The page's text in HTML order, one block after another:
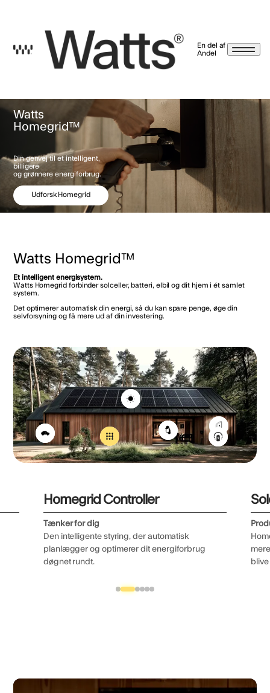
En del af
Andel
Watts
Homegrid™
Din genvej til et intelligent,
billigere
og grønnere energiforbrug.
Udforsk Homegrid
Watts Homegrid™
Et intelligent energisystem.
Watts Homegrid forbinder solceller, batteri, elbil og dit hjem i ét samlet
system.
Det optimerer automatisk din energi, så du kan spare penge, øge din
selvforsyning og få mere ud af din investering.
Homegrid Controller
Tænker for dig
Den intelligente styring, der automatisk
planlægger og optimerer dit energiforbrug
døgnet rundt.
Ved at trykke tilmeld, giver jeg samtykke til, at Watts A/S må kontakte mig på email,
sms/mms, push-beskeder og meddelelser i vores app, brev, notifikationer og
beskeder på Facebook, Instagram og LinkedIn. Markedsføringen kan indeholde
nyheder og tilbud på energirådgivning, serviceaftaler, varmepumper, energi-
styringsprodukter, energilagerringssystemer og solceller. Hvis det alligevel ikke er
noget for dig, kan du altid afmelde dig igen via afmeldingslinket i vores mails eller ved
at kontakte os. Læs mere påwatts.dk/persondatapolitik
selvfølgelig ikke dine oplysninger til andre.
Jeg har læst og accepteret betingelserne.